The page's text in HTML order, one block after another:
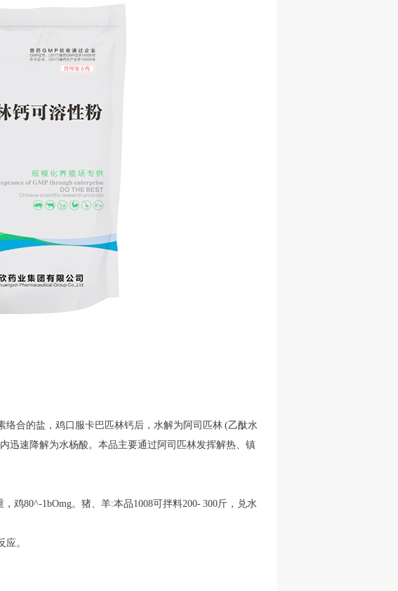
络合的盐，鸡口服卡巴匹林钙后，水解为阿司匹林 (乙酞水
迅速降解为水杨酸。本品主要通过阿司匹林发挥解热、镇
鸡80^-1bOmg。猪、羊:本品1008可拌料200- 300斤，兑水
应。